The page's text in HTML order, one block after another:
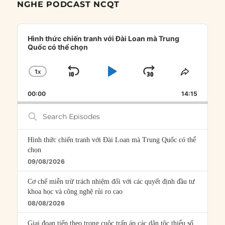
NGHE PODCAST NCQT
Audio
Player
Hình thức chiến tranh với Đài Loan mà Trung
Quốc có thể chọn
CHANGE
RATE
1X
SKIP
PLAYJUMP
FORWARD
SHARE
00:00 14:15
Search
Episodes
Hình thức chiến tranh với Đài Loan mà Trung Quốc có thể
chọn
09/08/2026
Cơ chế miễn trừ trách nhiệm đối với các quyết định đầu tư
khoa học và công nghệ rủi ro cao
08/08/2026
Giai đoạn tiếp theo trong cuộc trấn áp các dân tộc thiểu số